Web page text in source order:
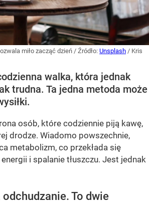
miło zacząć dzień / Źródło: Unsplash / Kris
walka, która jednak
trudna. Ta jedna metoda może
osób, które codziennie piją kawę,
drodze. Wiadomo powszechnie,
metabolizm, co przekłada się
i spalanie tłuszczu. Jest jednak
To dwie